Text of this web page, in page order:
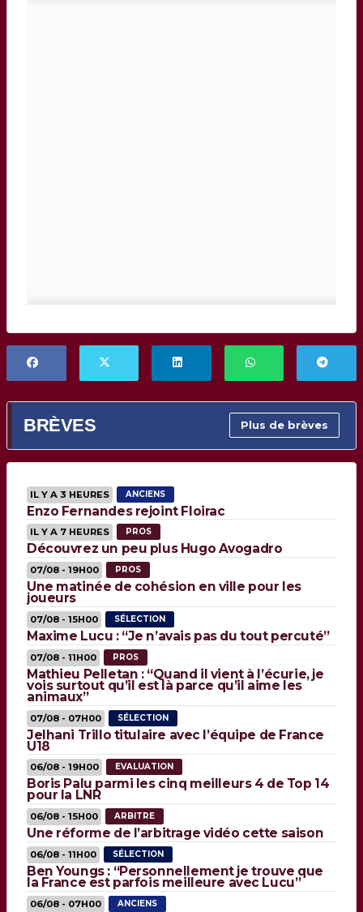
BRÈVES Plus de brèves
IL Y A 3 HEURES ANCIENS
Enzo Fernandes rejoint Floirac
IL Y A 7 HEURES PROS
Découvrez un peu plus Hugo Avogadro
07/08 - 19H00 PROS
Une matinée de cohésion en ville pour les
joueurs
07/08 - 15H00 SÉLECTION
Maxime Lucu : “Je n’avais pas du tout percuté”
07/08 - 11H00 PROS
Mathieu Pelletan : “Quand il vient à l’écurie, je
vois surtout qu’il est là parce qu’il aime les
animaux”
07/08 - 07H00 SÉLECTION
Jelhani Trillo titulaire avec l’équipe de France
U18
06/08 - 19H00 EVALUATION
Boris Palu parmi les cinq meilleurs 4 de Top 14
pour la LNR
06/08 - 15H00 ARBITRE
Une réforme de l’arbitrage vidéo cette saison
06/08 - 11H00 SÉLECTION
Ben Youngs : “Personnellement je trouve que
la France est parfois meilleure avec Lucu”
06/08 - 07H00 ANCIENS